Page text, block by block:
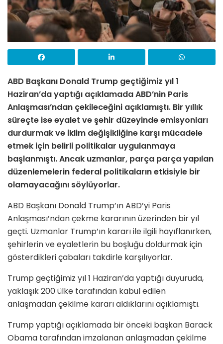
ABD Başkanı Donald Trump geçtiğimiz yıl 1
Haziran’da yaptığı açıklamada ABD’nin Paris
Anlaşması’ndan çekileceğini açıklamıştı. Bir yıllık
süreçte ise eyalet ve şehir düzeyinde emisyonları
durdurmak ve iklim değişikliğine karşı mücadele
etmek için belirli politikalar uygulanmaya
başlanmıştı. Ancak uzmanlar, parça parça yapılan
düzenlemelerin federal politikaların etkisiyle bir
olamayacağını söylüyorlar.
ABD Başkanı Donald Trump’ın ABD’yi Paris
Anlaşması’ndan çekme kararının üzerinden bir yıl
geçti. Uzmanlar Trump’ın kararı ile ilgili hayıflanırken,
şehirlerin ve eyaletlerin bu boşluğu doldurmak için
gösterdikleri çabaları takdirle karşılıyorlar.
Trump geçtiğimiz yıl 1 Haziran’da yaptığı duyuruda,
yaklaşık 200 ülke tarafından kabul edilen
anlaşmadan çekilme kararı aldıklarını açıklamıştı.
Trump yaptığı açıklamada bir önceki başkan Barack
Obama tarafından imzalanan anlaşmadan çekilme